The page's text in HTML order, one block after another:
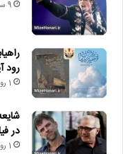
دیگر خبرها
• نگاه هفته
• مجله هنری
• زمان ساخت و اکران «مایکل ۲» اعلام
• راهیابی ۲ انیمیشن کوتاه به سی‌امین جشنواره فیلم رود آیلند
9 ساعت پیش
رود
1 روز پیش
در
1 روز پیش